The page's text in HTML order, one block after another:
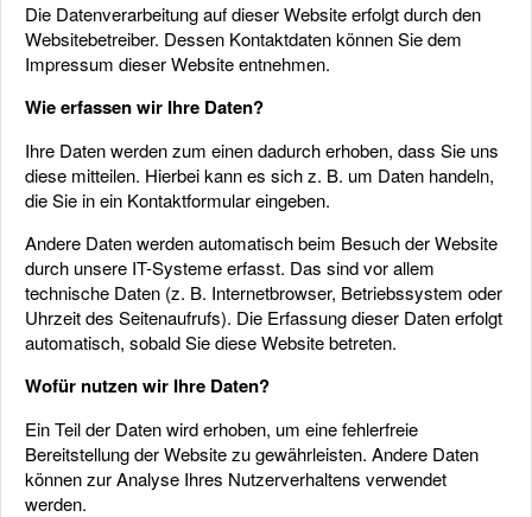
Die Datenverarbeitung auf dieser Website erfolgt durch den
Websitebetreiber. Dessen Kontaktdaten können Sie dem
Impressum dieser Website entnehmen.
Wie erfassen wir Ihre Daten?
Ihre Daten werden zum einen dadurch erhoben, dass Sie uns
diese mitteilen. Hierbei kann es sich z. B. um Daten handeln,
die Sie in ein Kontaktformular eingeben.
Andere Daten werden automatisch beim Besuch der Website
durch unsere IT-Systeme erfasst. Das sind vor allem
technische Daten (z. B. Internetbrowser, Betriebssystem oder
Uhrzeit des Seitenaufrufs). Die Erfassung dieser Daten erfolgt
automatisch, sobald Sie diese Website betreten.
Wofür nutzen wir Ihre Daten?
Ein Teil der Daten wird erhoben, um eine fehlerfreie
Bereitstellung der Website zu gewährleisten. Andere Daten
können zur Analyse Ihres Nutzerverhaltens verwendet
werden.